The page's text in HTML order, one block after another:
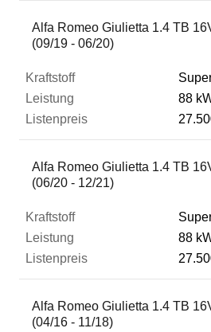
Alfa Romeo Giulietta 1.4 TB
(09/19 - 06/20)
88
Alfa Romeo Giulietta 1.4 TB
(06/20 - 12/21)
88
Alfa Romeo Giulietta 1.4 TB
(04/16 - 11/18)